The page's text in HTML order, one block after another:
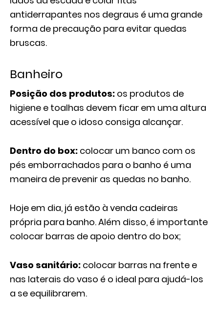
antiderrapantes nos degraus é uma grande
forma de precaução para evitar quedas
bruscas.
Banheiro
Posição dos produtos: os produtos de
higiene e toalhas devem ficar em uma altura
acessível que o idoso consiga alcançar.
Dentro do box: colocar um banco com os
pés emborrachados para o banho é uma
maneira de prevenir as quedas no banho.
Hoje em dia, já estão à venda cadeiras
própria para banho. Além disso, é importante
colocar barras de apoio dentro do box;
Vaso sanitário: colocar barras na frente e
nas laterais do vaso é o ideal para ajudá-los
a se equilibrarem.